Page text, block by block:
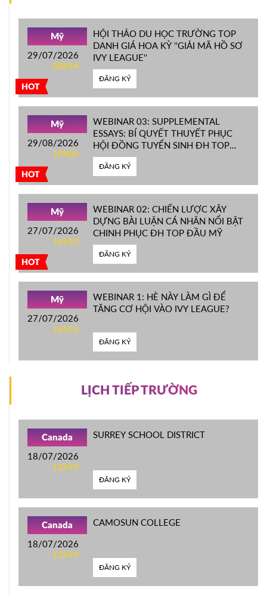
HOT
Mỹ
29/07/2026
08h54
HỘI THẢO DU HỌC TRƯỜNG TOP
DANH GIÁ HOA KỲ ''GIẢI MÃ HỒ SƠ
IVY LEAGUE''
ĐĂNG KÝ
HOT
Mỹ
29/08/2026
10h00
WEBINAR 03: SUPPLEMENTAL
ESSAYS: BÍ QUYẾT THUYẾT PHỤC
HỘI ĐỒNG TUYỂN SINH ĐH TOP
ĐẦU MỸ
ĐĂNG KÝ
HOT
Mỹ
27/07/2026
16h10
WEBINAR 02: CHIẾN LƯỢC XÂY
DỰNG BÀI LUẬN CÁ NHÂN NỔI BẬT
CHINH PHỤC ĐH TOP ĐẦU MỸ
ĐĂNG KÝ
Mỹ
27/07/2026
16h22
WEBINAR 1: HÈ NÀY LÀM GÌ ĐỂ
TĂNG CƠ HỘI VÀO IVY LEAGUE?
ĐĂNG KÝ
LỊCH TIẾP TRƯỜNG
Canada
18/07/2026
13h59
SURREY SCHOOL DISTRICT
ĐĂNG KÝ
Canada
18/07/2026
13h59
CAMOSUN COLLEGE
ĐĂNG KÝ